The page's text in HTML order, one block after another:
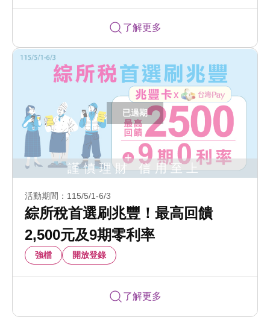
了解更多
活動期間：115/5/1-6/3
綜所稅首選刷兆豐！最高回饋
2,500元及9期零利率
強檔 開放登錄
了解更多